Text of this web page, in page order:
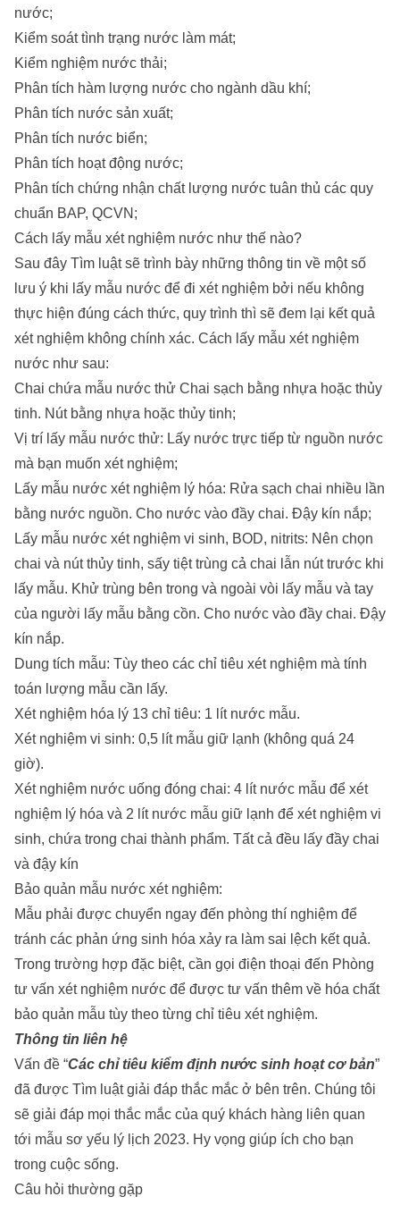
nước;
Kiểm soát tình trạng nước làm mát;
Kiểm nghiệm nước thải;
Phân tích hàm lượng nước cho ngành dầu khí;
Phân tích nước sản xuất;
Phân tích nước biển;
Phân tích hoạt động nước;
Phân tích chứng nhận chất lượng nước tuân thủ các quy
chuẩn BAP, QCVN;
Cách lấy mẫu xét nghiệm nước như thế nào?
Sau đây Tìm luật sẽ trình bày những thông tin về một số
lưu ý khi lấy mẫu nước để đi xét nghiệm bởi nếu không
thực hiện đúng cách thức, quy trình thì sẽ đem lại kết quả
xét nghiệm không chính xác. Cách lấy mẫu xét nghiệm
nước như sau:
Chai chứa mẫu nước thử Chai sạch bằng nhựa hoặc thủy
tinh. Nút bằng nhựa hoặc thủy tinh;
Vị trí lấy mẫu nước thử: Lấy nước trực tiếp từ nguồn nước
mà bạn muốn xét nghiệm;
Lấy mẫu nước xét nghiệm lý hóa: Rửa sạch chai nhiều lần
bằng nước nguồn. Cho nước vào đầy chai. Đậy kín nắp;
Lấy mẫu nước xét nghiệm vi sinh, BOD, nitrits: Nên chọn
chai và nút thủy tinh, sấy tiệt trùng cả chai lẫn nút trước khi
lấy mẫu. Khử trùng bên trong và ngoài vòi lấy mẫu và tay
của người lấy mẫu bằng cồn. Cho nước vào đầy chai. Đậy
kín nắp.
Dung tích mẫu: Tùy theo các chỉ tiêu xét nghiệm mà tính
toán lượng mẫu cần lấy.
Xét nghiệm hóa lý 13 chỉ tiêu: 1 lít nước mẫu.
Xét nghiệm vi sinh: 0,5 lít mẫu giữ lạnh (không quá 24
giờ).
Xét nghiệm nước uống đóng chai: 4 lít nước mẫu để xét
nghiệm lý hóa và 2 lít nước mẫu giữ lạnh để xét nghiệm vi
sinh, chứa trong chai thành phẩm. Tất cả đều lấy đầy chai
và đậy kín
Bảo quản mẫu nước xét nghiệm:
Mẫu phải được chuyển ngay đến phòng thí nghiệm để
tránh các phản ứng sinh hóa xảy ra làm sai lệch kết quả.
Trong trường hợp đặc biệt, cần gọi điện thoại đến Phòng
tư vấn xét nghiệm nước để được tư vấn thêm về hóa chất
bảo quản mẫu tùy theo từng chỉ tiêu xét nghiệm.
Thông tin liên hệ
Vấn đề “Các chỉ tiêu kiểm định nước sinh hoạt cơ bản”
đã được Tìm luậtgiải đáp thắc mắc ở bên trên. Chúng tôi
sẽ giải đáp mọi thắc mắc của quý khách hàng liên quan
tới mẫu sơ yếu lý lịch 2023. Hy vọng giúp ích cho bạn
trong cuộc sống.
Câu hỏi thường gặp